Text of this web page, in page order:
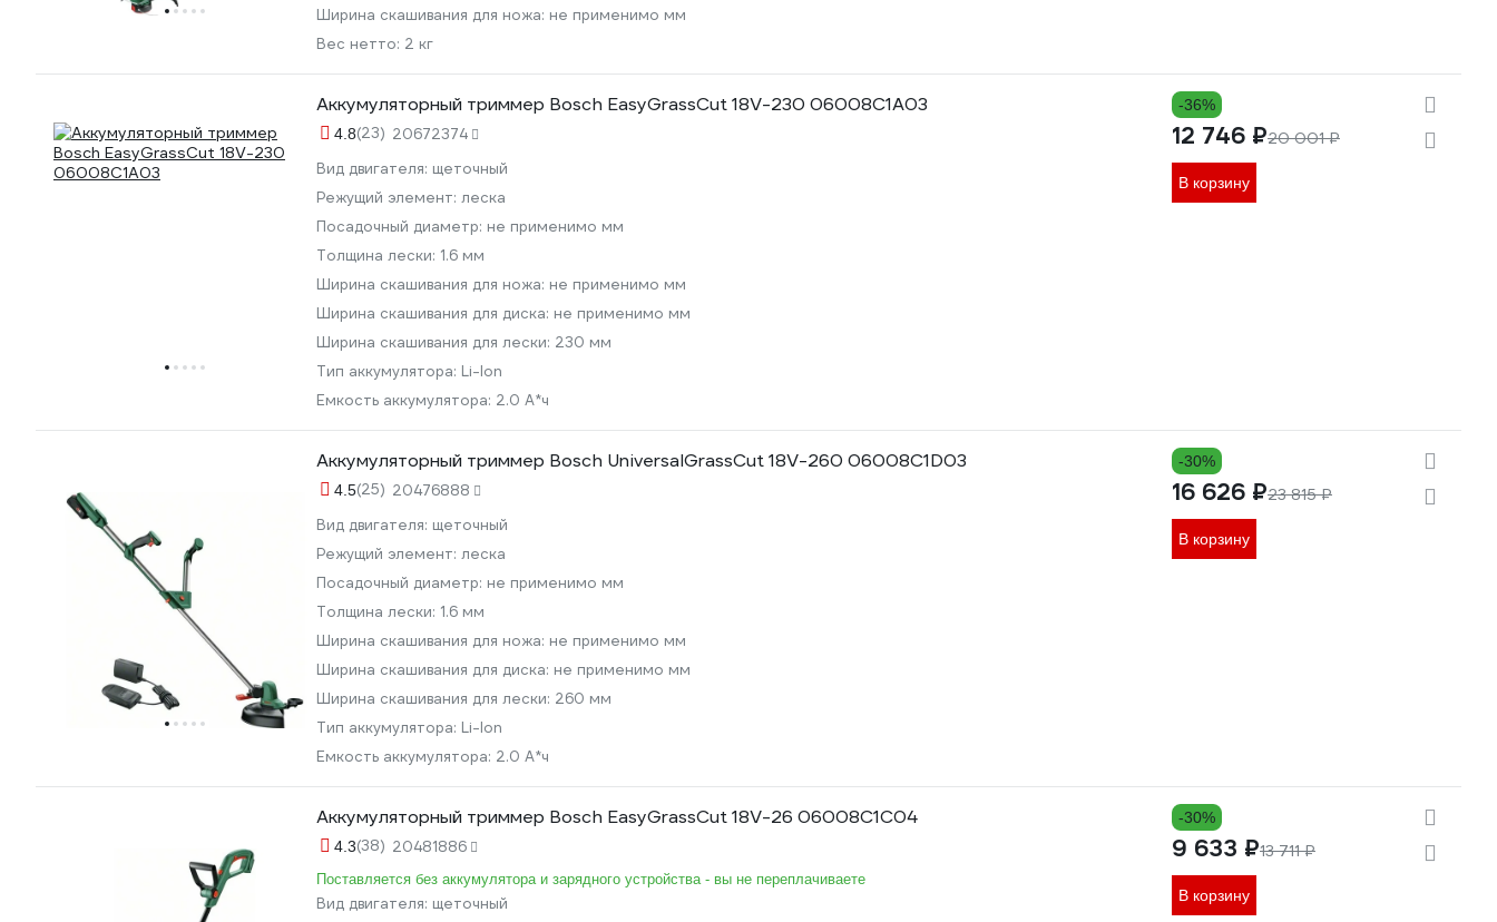
Ширина скашивания для ножа: не применимо мм
Вес нетто: 2 кг
Аккумуляторный триммер Bosch EasyGrassCut 18V-230 06008C1A03
4.8(23) 20672374
Вид двигателя: щеточный
Режущий элемент: леска
Посадочный диаметр: не применимо мм
Толщина лески: 1.6 мм
Ширина скашивания для ножа: не применимо мм
Ширина скашивания для диска: не применимо мм
Ширина скашивания для лески: 230 мм
Тип аккумулятора: Li-lon
Емкость аккумулятора: 2.0 А*ч
-36%
12 746 ₽20 001 ₽
В корзину
Аккумуляторный триммер Bosch UniversalGrassCut 18V-260 06008C1D03
4.5(25) 20476888
Вид двигателя: щеточный
Режущий элемент: леска
Посадочный диаметр: не применимо мм
Толщина лески: 1.6 мм
Ширина скашивания для ножа: не применимо мм
Ширина скашивания для диска: не применимо мм
Ширина скашивания для лески: 260 мм
Тип аккумулятора: Li-lon
Емкость аккумулятора: 2.0 А*ч
-30%
16 626 ₽23 815 ₽
В корзину
Аккумуляторный триммер Bosch EasyGrassCut 18V-26 06008C1C04
4.3(38) 20481886
Поставляется без аккумулятора и зарядного устройства - вы не переплачиваете
Вид двигателя: щеточный
-30%
9 633 ₽13 711 ₽
В корзину